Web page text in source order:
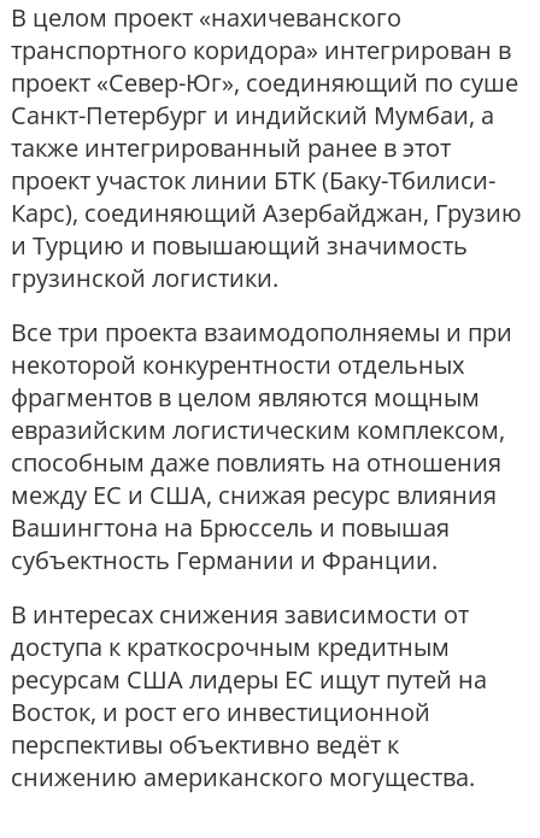
В целом проект «нахичеванского
транспортного коридора» интегрирован в
проект «Север-Юг», соединяющий по суше
Санкт-Петербург и индийский Мумбаи, а
также интегрированный ранее в этот
проект участок линии БТК (Баку-Тбилиси-
Карс), соединяющий Азербайджан, Грузию
и Турцию и повышающий значимость
грузинской логистики.
Все три проекта взаимодополняемы и при
некоторой конкурентности отдельных
фрагментов в целом являются мощным
евразийским логистическим комплексом,
способным даже повлиять на отношения
между ЕС и США, снижая ресурс влияния
Вашингтона на Брюссель и повышая
субъектность Германии и Франции.
В интересах снижения зависимости от
доступа к краткосрочным кредитным
ресурсам США лидеры ЕС ищут путей на
Восток, и рост его инвестиционной
перспективы объективно ведёт к
снижению американского могущества.